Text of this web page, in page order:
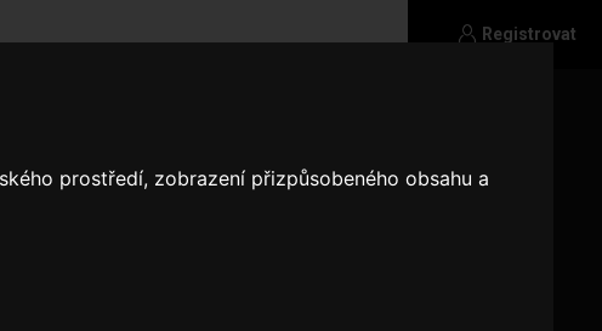
prostředí, zobrazení přizpůsobeného obsahu a
Registrovat
zimní i letní dny.
i na tvář :). Rád